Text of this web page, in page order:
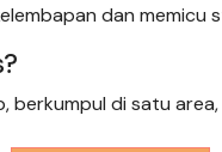
dan memicu
di satu